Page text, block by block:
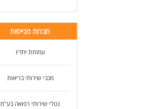
חברות מגייסות
עמותת יחדיו
מכבי שירותי בריאות
נטלי שירותי רפואה בע"מ